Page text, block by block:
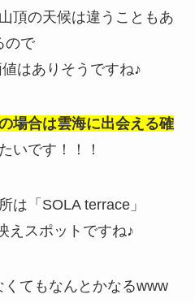
頂の天候は違うこともあ
ので
はありそうですね♪
場合は雲海に出会える確
いです！！！
は「 SOLA terrace 」
えスポットですね♪
てもなんとかなるwww